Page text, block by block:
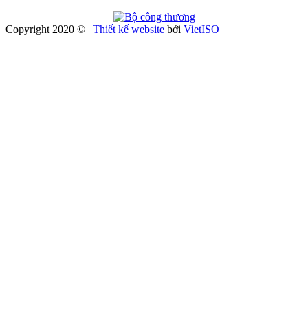
Copyright 2020 © | Thiết kế website bởi VietISO